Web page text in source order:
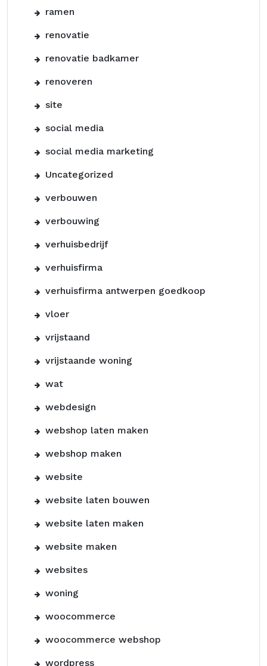
ramen
renovatie
renovatie badkamer
renoveren
site
social media
social media marketing
Uncategorized
verbouwen
verbouwing
verhuisbedrijf
verhuisfirma
verhuisfirma antwerpen goedkoop
vloer
vrijstaand
vrijstaande woning
wat
webdesign
webshop laten maken
webshop maken
website
website laten bouwen
website laten maken
website maken
websites
woning
woocommerce
woocommerce webshop
wordpress